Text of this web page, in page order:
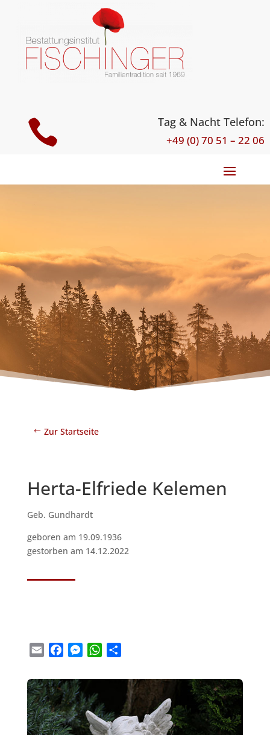
 Tag & Nacht Telefon:
+49 (0) 70 51 – 22 06
Zur Startseite
Herta-Elfriede Kelemen
Geb. Gundhardt
geboren am 19.09.1936
gestorben am 14.12.2022
Email FacebookMessengerWhatsApp